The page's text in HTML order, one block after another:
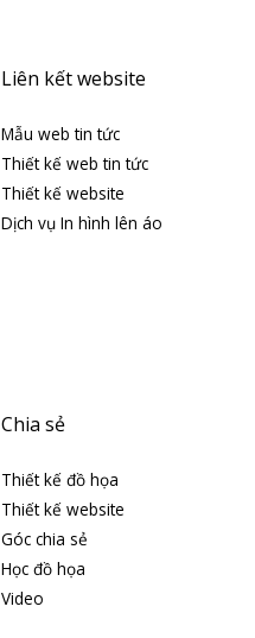
Liên kết website
Mẫu web tin tức
Thiết kế web tin tức
Thiết kế website
Dịch vụ In hình lên áo
Chia sẻ
Thiết kế đồ họa
Thiết kế website
Góc chia sẻ
Học đồ họa
Video